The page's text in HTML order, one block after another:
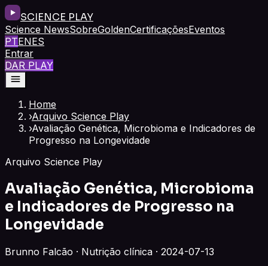
SCIENCE PLAY
Science NewsSobreGoldenCertificaçõesEventos
PTENES
Entrar
DAR PLAY
Home
›Arquivo Science Play
›Avaliação Genética, Microbioma e Indicadores de
Progresso na Longevidade
Arquivo Science Play
Avaliação Genética, Microbioma
e Indicadores de Progresso na
Longevidade
Brunno Falcão · Nutrição clínica · 2024-07-13